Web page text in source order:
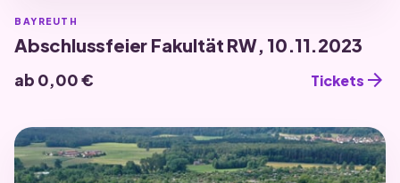
BAYREUTH
Abschlussfeier Fakultät RW, 10.11.2023
ab 0,00 € Tickets arrow_forward